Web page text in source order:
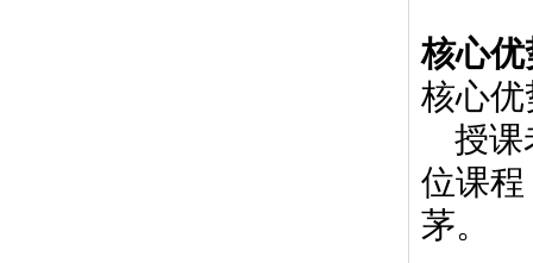
核心优
核心
授课
位课
茅。